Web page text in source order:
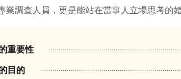
業調查人員，更是能站在當事人立場思考的
重要性
目的